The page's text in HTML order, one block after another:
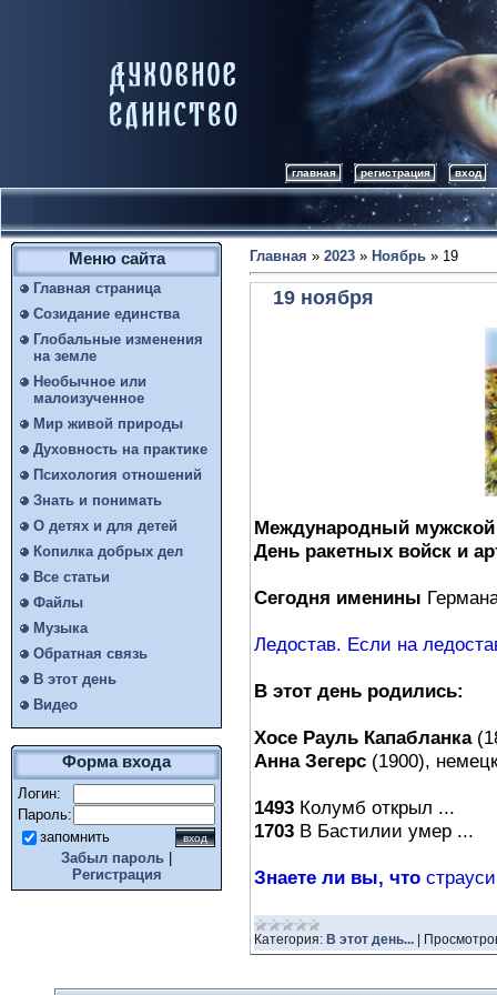
главная регистрация вход
Меню сайта
Главная страница
Созидание единства
Глобальные изменения
на земле
Необычное или
малоизученное
Мир живой природы
Духовность на практике
Психология отношений
Знать и понимать
О детях и для детей
Копилка добрых дел
Все статьи
Файлы
Музыка
Обратная связь
В этот день
Видео
Форма входа
Логин:
Пароль:
запомнить
Забыл пароль
Регистрация
Главная » 2023 » Ноябрь » 19
19 ноября
Международный
День ракетных войск и
Сегодня именины
Ледостав. Если на
В этот день родились:
Хосе Рауль Капабланка
Анна Зегерс (1900),
1493 Колумб открыл ...
1703 В Бастилии умер ...
Знаете ли вы, что
Категория: В этот день...